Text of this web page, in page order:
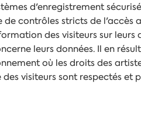
d'enregistrement
contrôles stricts de l'accès
des visiteurs sur leurs
leurs données. Il en
où les droits des
des visiteurs sont respectés et